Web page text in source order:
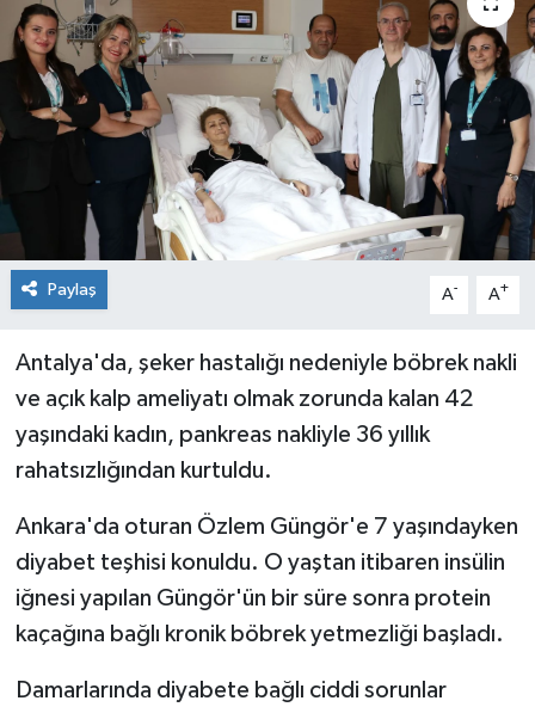
Paylaş A- A+
Antalya'da, şeker hastalığı nedeniyle böbrek nakli
ve açık kalp ameliyatı olmak zorunda kalan 42
yaşındaki kadın, pankreas nakliyle 36 yıllık
rahatsızlığından kurtuldu.
Ankara'da oturan Özlem Güngör'e 7 yaşındayken
diyabet teşhisi konuldu. O yaştan itibaren insülin
iğnesi yapılan Güngör'ün bir süre sonra protein
kaçağına bağlı kronik böbrek yetmezliği başladı.
Damarlarında diyabete bağlı ciddi sorunlar
Medya
Politika
Spor
Turizm
Yaşam